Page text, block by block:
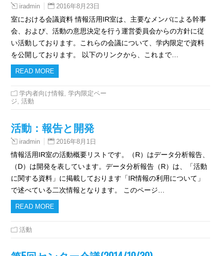
iradmin 2016年8月23日
室における会議資料 情報活用IR室は、主要なメンバによる幹事
会、および、活動の意思決定を行う運営委員会からの方針に従
い活動しております。これらの会議について、学内限定で資料
を公開しております。 以下のリンクから、これまで…
READ MORE
学内者向け情報 ,学内限定ペー
ジ ,活動
活動：報告と開発
iradmin 2016年8月1日
情報活用IR室の活動概要リストです。（R）はデータ分析報告、
（D）は開発を表しています。データ分析報告（R）は、「活動
に関する資料」に掲載しております「IR情報の利用について」
で述べている二次情報となります。 このページ…
READ MORE
活動